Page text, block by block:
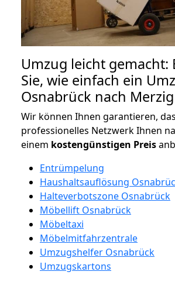
Umzug leicht gemacht:
Sie, wie einfach ein
Osnabrück nach
Wir können Ihnen garantieren,
professionelles Netzwerk Ihnen
einem kostengünstigen Preis
Entrümpelung
Haushaltsauflösung
Halteverbotszone Osnabrück
Möbellift Osnabrück
Möbeltaxi
Möbelmitfahrzentrale
Umzugshelfer Osnabrück
Umzugskartons